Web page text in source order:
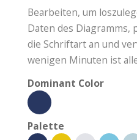
Bearbeiten, um
Daten des Diagramms,
die Schriftart an und
wenigen Minuten ist
Dominant Color
Palette